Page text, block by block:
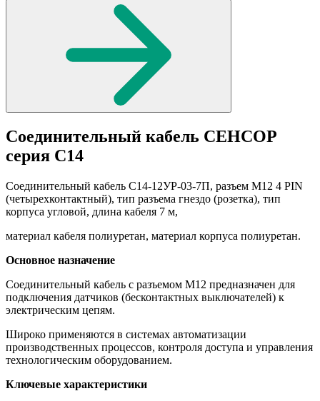
Соединительный кабель СЕНСОР
серия С14
Соединительный кабель С14-12УР-03-7П, разъем М12 4 PIN
(четырехконтактный), тип разъема гнездо (розетка), тип
корпуса угловой, длина кабеля 7 м,
материал кабеля полиуретан, материал корпуса полиуретан.
Основное назначение
Соединительный кабель с разъемом М12 предназначен для
подключения датчиков (бесконтактных выключателей) к
электрическим цепям.
Широко применяются в системах автоматизации
производственных процессов, контроля доступа и управления
технологическим оборудованием.
Ключевые характеристики